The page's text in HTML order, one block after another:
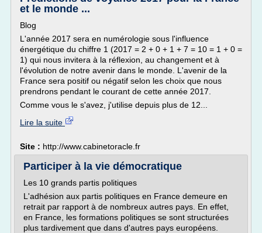
et le monde ...
Blog
L'année 2017 sera en numérologie sous l'influence
énergétique du chiffre 1 (2017 = 2 + 0 + 1 + 7 = 10 = 1 + 0 =
1) qui nous invitera à la réflexion, au changement et à
l'évolution de notre avenir dans le monde. L'avenir de la
France sera positif ou négatif selon les choix que nous
prendrons pendant le courant de cette année 2017.
Comme vous le s'avez, j'utilise depuis plus de 12...
Lire la suite
Site : http://www.cabinetoracle.fr
Participer à la vie démocratique
Les 10 grands partis politiques
L'adhésion aux partis politiques en France demeure en
retrait par rapport à de nombreux autres pays. En effet,
en France, les formations politiques se sont structurées
plus tardivement que dans d'autres pays européens.